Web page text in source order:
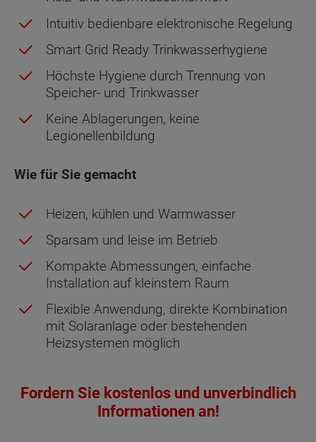
Intuitiv bedienbare elektronische Regelung
Smart Grid Ready Trinkwasserhygiene
Höchste Hygiene durch Trennung von
Speicher- und Trinkwasser
Keine Ablagerungen, keine
Legionellenbildung
Wie für Sie gemacht
Heizen, kühlen und Warmwasser
Sparsam und leise im Betrieb
Kompakte Abmessungen, einfache
Installation auf kleinstem Raum
Flexible Anwendung, direkte Kombination
mit Solaranlage oder bestehenden
Heizsystemen möglich
Fordern Sie kostenlos und unverbindlich
Informationen an!